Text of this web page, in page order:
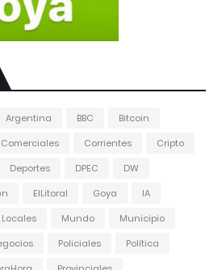
Argentina BBC
Bitcoin
Comerciales Corrientes
Cripto
Deportes DPEC
DW
ElLitoral Goya
IA
Locales Mundo
Municipio
Policiales
Política